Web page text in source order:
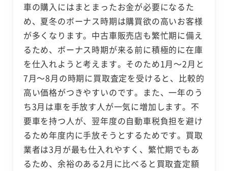
車の購入にはまとまったお金が必要になるた
め、夏冬のボーナス時期は購買欲の高いお客様
が多くなります。中古車販売店も繁忙期に備え
るため、ボーナス時期が来る前に積極的に在庫
を仕入れようと考えます。そのため1月～2月と
7月～8月の時期に買取査定を受けると、比較的
高い価格がつきやすいのです。また、一年のう
ち3月は車を手放す人が一気に増加します。不
要車を持つ人が、翌年度の自動車税負担を避け
るため年度内に手放そうとするためです。買取
業者は3月が最も仕入れやすく、繁忙期でもあ
るため、余裕のある2月に比べると買取査定額